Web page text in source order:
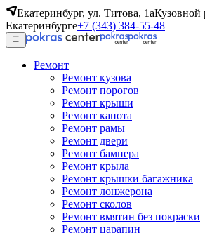
Екатеринбург, ул. Титова, 1аКузовной
Екатеринбурге+7 (343) 384-55-48
Ремонт
Ремонт кузова
Ремонт порогов
Ремонт крыши
Ремонт капота
Ремонт рамы
Ремонт двери
Ремонт бампера
Ремонт крыла
Ремонт крышки багажника
Ремонт лонжерона
Ремонт сколов
Ремонт вмятин без покраски
Ремонт царапин